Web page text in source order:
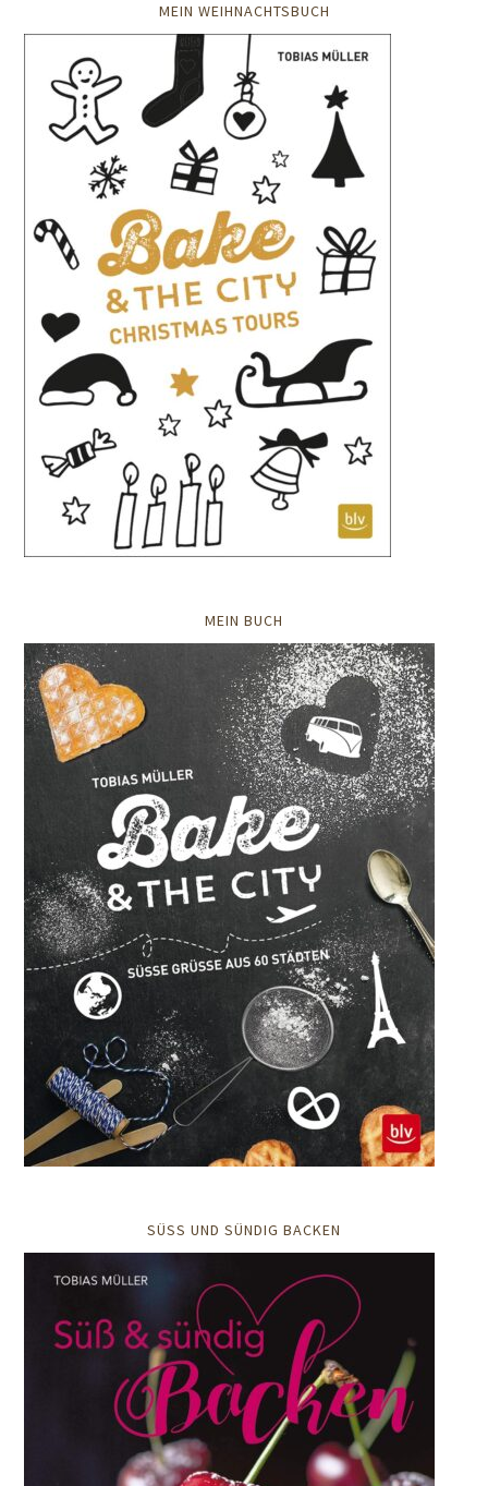
MEIN WEIHNACHTSBUCH
MEIN BUCH
SÜSS UND SÜNDIG BACKEN